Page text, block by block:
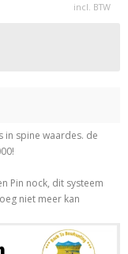
incl. BTW
in spine waardes. de
Pin nock, dit systeem
niet meer kan